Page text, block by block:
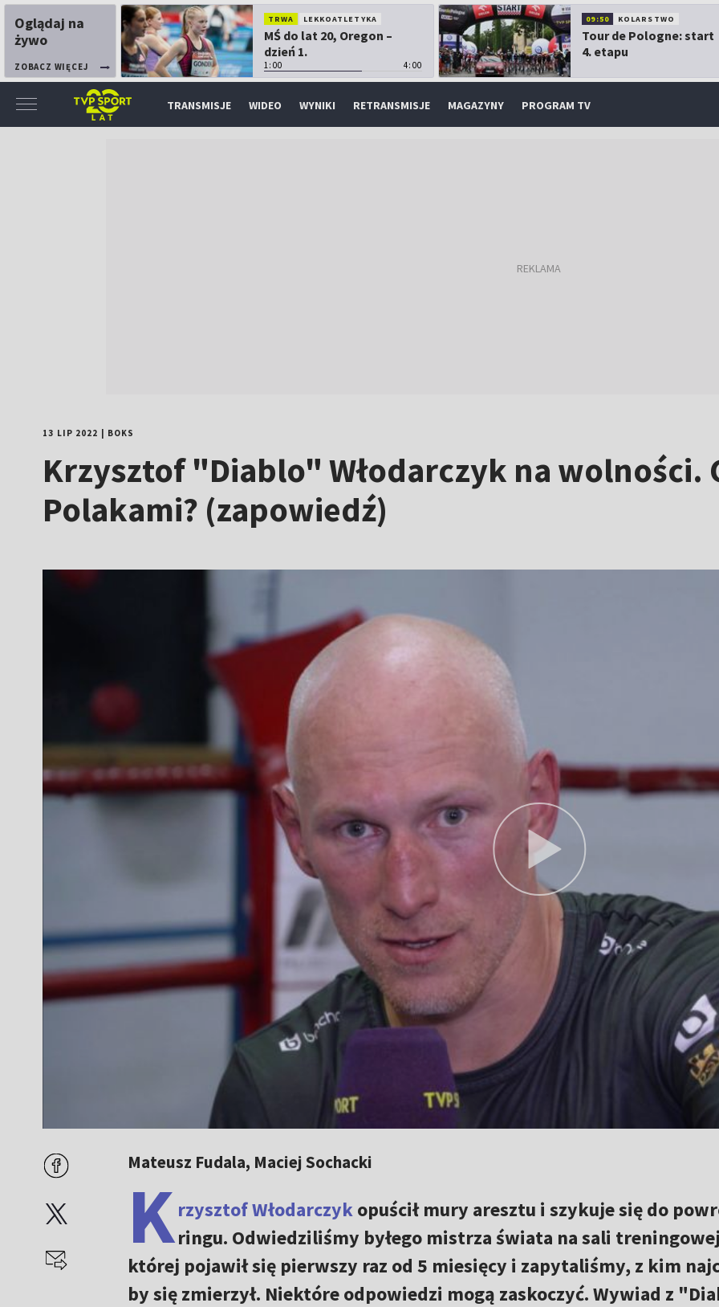
Oglądaj na
żywo
ZOBACZ WIĘCEJ
TRWA LEKKOATLETYKA
MŚ do lat 20, Oregon –
dzień 1.
1:00 4:00
09:50 KOLARSTWO
Tour de Pologne: start
4. etapu
TRANSMISJE WIDEO WYNIKI RETRANSMISJE MAGAZYNY PROGRAM TV
13 LIP 2022 BOKS
Krzysztof "Diablo" Włodarczyk na wolności.
Polakami? (zapowiedź)
Mateusz Fudala, Maciej Sochacki
Krzysztof Włodarczykopuścił mury aresztu i szykuje się do
ringu. Odwiedziliśmy byłego mistrza świata na sali
której pojawił się pierwszy raz od 5 miesięcy i zapytaliśmy, z kim
by się zmierzył. Niektóre odpowiedzi mogą zaskoczyć. Wywiad z